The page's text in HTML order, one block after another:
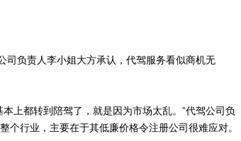
负责人李小姐大方承认，代驾服务看似商机无
都转到陪驾了，就是因为市场太乱。”代驾公司负
行业，主要在于其低廉价格令注册公司很难应对。